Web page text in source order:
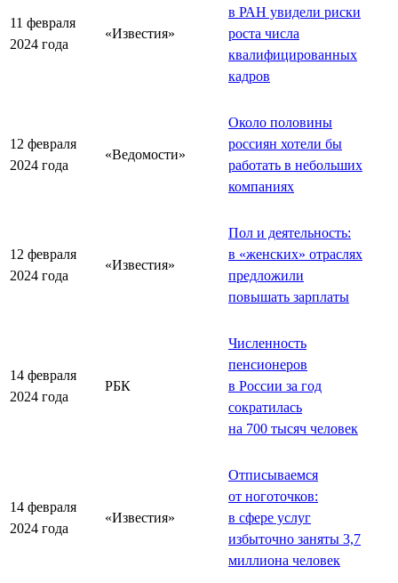
11 февраля
2024 года
«Известия»
в РАН увидели риски
роста числа
квалифицированных
кадров
12 февраля
2024 года
«Ведомости»
Около половины
россиян хотели бы
работать в небольших
компаниях
12 февраля
2024 года
«Известия»
Пол и деятельность:
в «женских» отраслях
предложили
повышать зарплаты
14 февраля
2024 года
РБК
Численность
пенсионеров
в России за год
сократилась
на 700 тысяч человек
14 февраля
2024 года
«Известия»
Отписываемся
от ноготочков:
в сфере услуг
избыточно заняты 3,7
миллиона человек